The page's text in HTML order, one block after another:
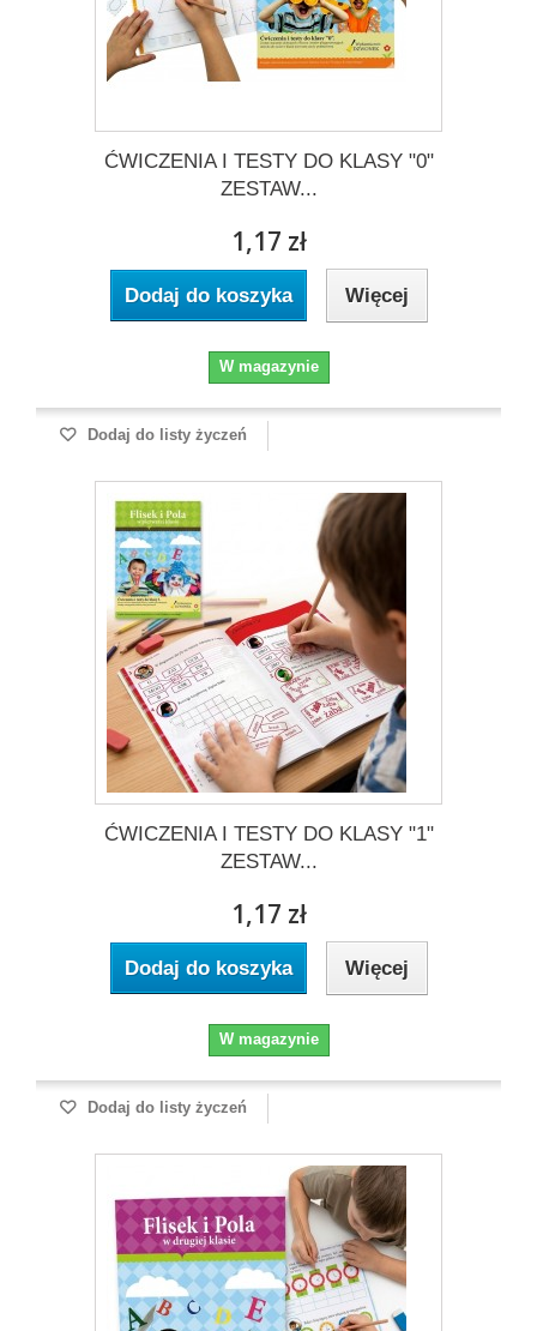
ĆWICZENIA I TESTY DO KLASY "0"
ZESTAW...
1,17 zł
Dodaj do koszyka Więcej
W magazynie
Dodaj do listy życzeń
ĆWICZENIA I TESTY DO KLASY "1"
ZESTAW...
1,17 zł
Dodaj do koszyka Więcej
W magazynie
Dodaj do listy życzeń